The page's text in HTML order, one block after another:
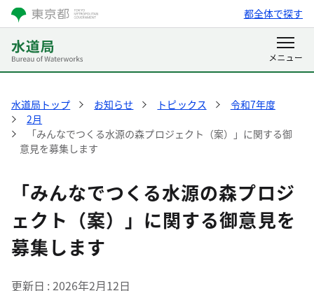
都全体で探す
水道局トップ お知らせ トピックス
令和7年度
2月
「みんなでつくる水源の森プロジェクト（案）」に関する御
意見を募集します
「みんなでつくる水源の森プロジ
ェクト（案）」に関する御意見を
募集します
更新日 2026年2月12日